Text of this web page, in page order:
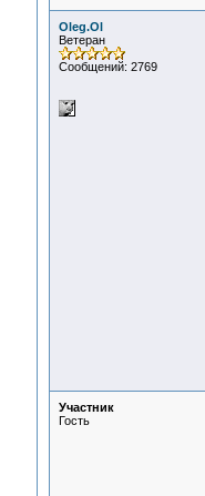
Oleg.Ol
Ветеран
Сообщений: 2769
Участник
Гость